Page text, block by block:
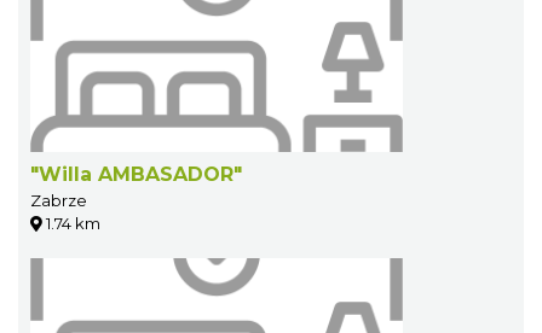
"Willa AMBASADOR"
Zabrze
1.74 km